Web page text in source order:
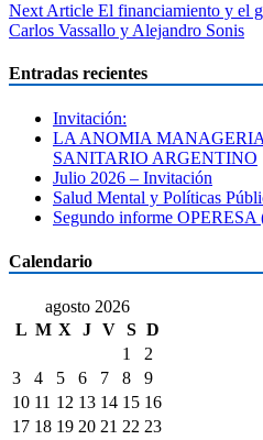
entradas
Next Article El financiamiento y el
Carlos Vassallo y Alejandro Sonis
Entradas recientes
Invitación:
LA ANOMIA
SANITARIO ARGENTINO
Julio 2026 – Invitación
Salud Mental y Políticas
Segundo informe
Calendario
agosto 2026
L M X J V S D
1
2
3
4 5 6 7 8
9
10 11 12 13 14 15 16
17 18 19 20 21 22 23